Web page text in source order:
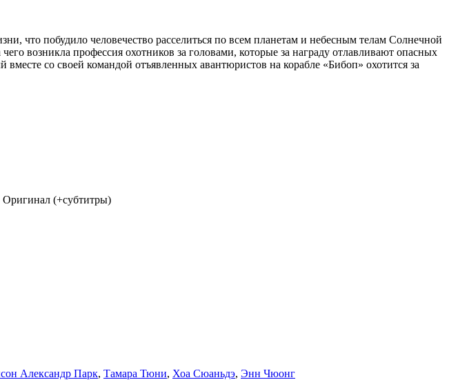
что побудило человечество расселиться по всем планетам и небесным телам Солнечной
возникла профессия охотников за головами, которые за награду отлавливают опасных
со своей командой отъявленных авантюристов на корабле «Бибоп» охотится за
(+субтитры)
Александр Парк, Тамара Тюни, Хоа Сюаньдэ, Энн Чюонг